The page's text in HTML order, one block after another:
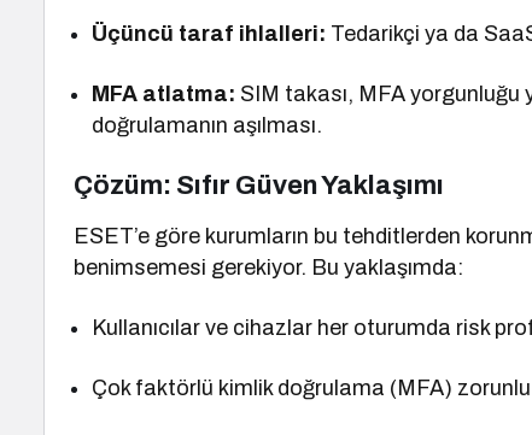
Üçüncü taraf ihlalleri: Tedarikçi ya da
MFA atlatma: SIM takası, MFA yorgunluğu
doğrulamanın aşılması.
Çözüm: Sıfır Güven Yaklaşımı
ESET’e göre kurumların bu tehditlerden
benimsemesi gerekiyor. Bu yaklaşımda:
Kullanıcılar ve cihazlar her oturumda risk
Çok faktörlü kimlik doğrulama (MFA)